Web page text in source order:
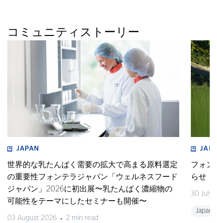
コミュニティストーリー
JAPAN
世界的な乳たんぱく需要の拡大で高まる原料選定
の重要性フォンテラジャパン「ウェルネスフード
ジャパン」2026に初出展〜乳たんぱく濃縮物の
可能性をテーマにしたセミナーも開催〜
03 August 2026 2 min read
フォン
らせ
30 July
Japan